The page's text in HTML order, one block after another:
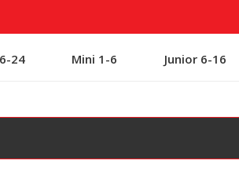
24 Mini 1-6 Junior 6-16